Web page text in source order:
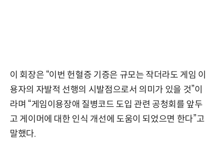
이 회장은 “이번 헌혈증 기증은 규모는 작더라도 게임 이
용자의 자발적 선행의 시발점으로서 의미가 있을 것”이
라며 “게임이용장애 질병코드 도입 관련 공청회를 앞두
고 게이머에 대한 인식 개선에 도움이 되었으면 한다”고
말했다.